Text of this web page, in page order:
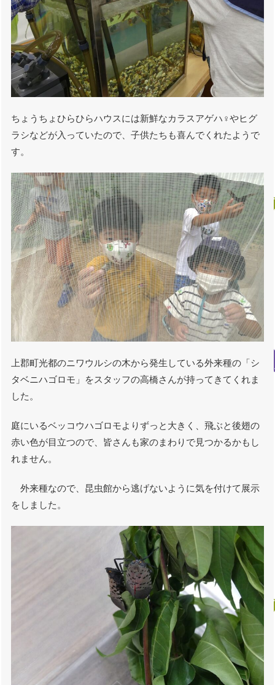
ちょうちょひらひらハウスには新鮮なカラスアゲハ♀やヒグ
ラシなどが入っていたので、子供たちも喜んでくれたようで
す。
上郡町光都のニワウルシの木から発生している外来種の「シ
タベニハゴロモ」をスタッフの高橋さんが持ってきてくれま
した。
庭にいるベッコウハゴロモよりずっと大きく、飛ぶと後翅の
赤い色が目立つので、皆さんも家のまわりで見つかるかもし
れません。
外来種なので、昆虫館から逃げないように気を付けて展示
をしました。